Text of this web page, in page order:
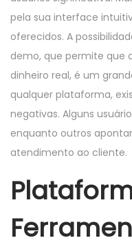
pela sua interface
oferecidos. A
demo, que permite que
dinheiro real, é um
qualquer plataforma,
negativas. Alguns
enquanto outros
atendimento ao cliente.